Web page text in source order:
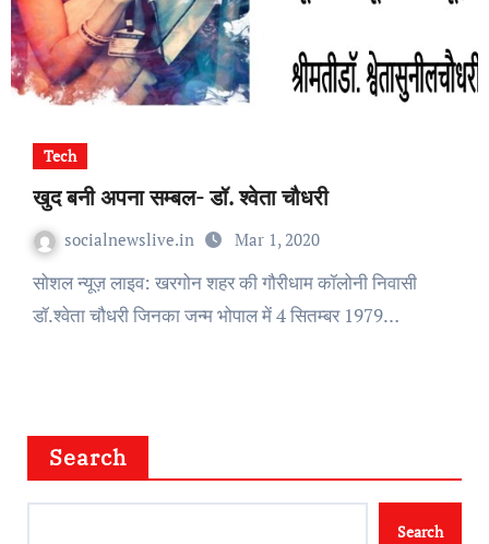
Tech
खुद बनी अपना सम्बल- डॉ. श्वेता चौधरी
socialnewslive.in Mar 1, 2020
सोशल न्यूज़ लाइव: खरगोन शहर की गौरीधाम कॉलोनी निवासी
डॉ.श्वेता चौधरी जिनका जन्म भोपाल में 4 सितम्बर 1979…
Search
Search